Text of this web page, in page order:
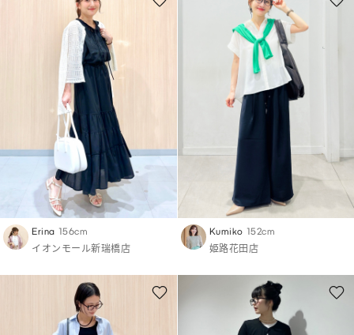
Erina 156cm
イオンモール新瑞橋店
Kumiko 152cm
姫路花田店